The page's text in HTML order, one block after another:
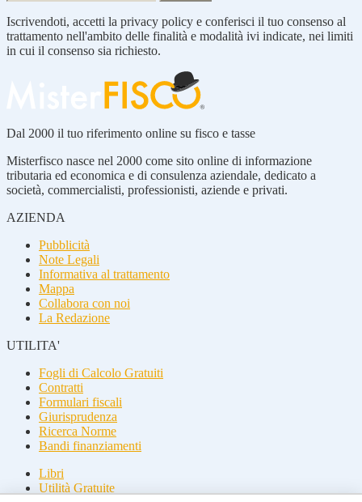
Iscrivendoti, accetti la privacy policy e conferisci il tuo consenso al
trattamento nell'ambito delle finalità e modalità ivi indicate, nei limiti
in cui il consenso sia richiesto.
Dal 2000 il tuo riferimento online su fisco e tasse
Misterfisco nasce nel 2000 come sito online di informazione
tributaria ed economica e di consulenza aziendale, dedicato a
società, commercialisti, professionisti, aziende e privati.
AZIENDA
Pubblicità
Note Legali
Informativa al trattamento
Mappa
Collabora con noi
La Redazione
UTILITA'
Fogli di Calcolo Gratuiti
Contratti
Formulari fiscali
Giurisprudenza
Ricerca Norme
Bandi finanziamenti
Libri
Utilità Gratuite